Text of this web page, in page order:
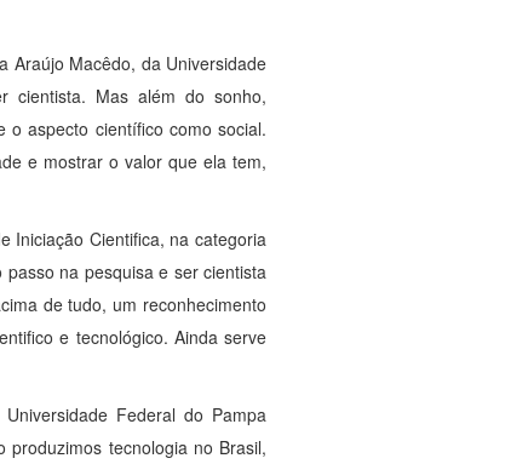
Araújo Macêdo, da Universidade
cientista. Mas além do sonho,
o aspecto científico como social.
e mostrar o valor que ela tem,
Iniciação Cientifica, na categoria
na pesquisa e ser cientista
de tudo, um reconhecimento
e tecnológico. Ainda serve
Federal do Pampa
produzimos tecnologia no Brasil,